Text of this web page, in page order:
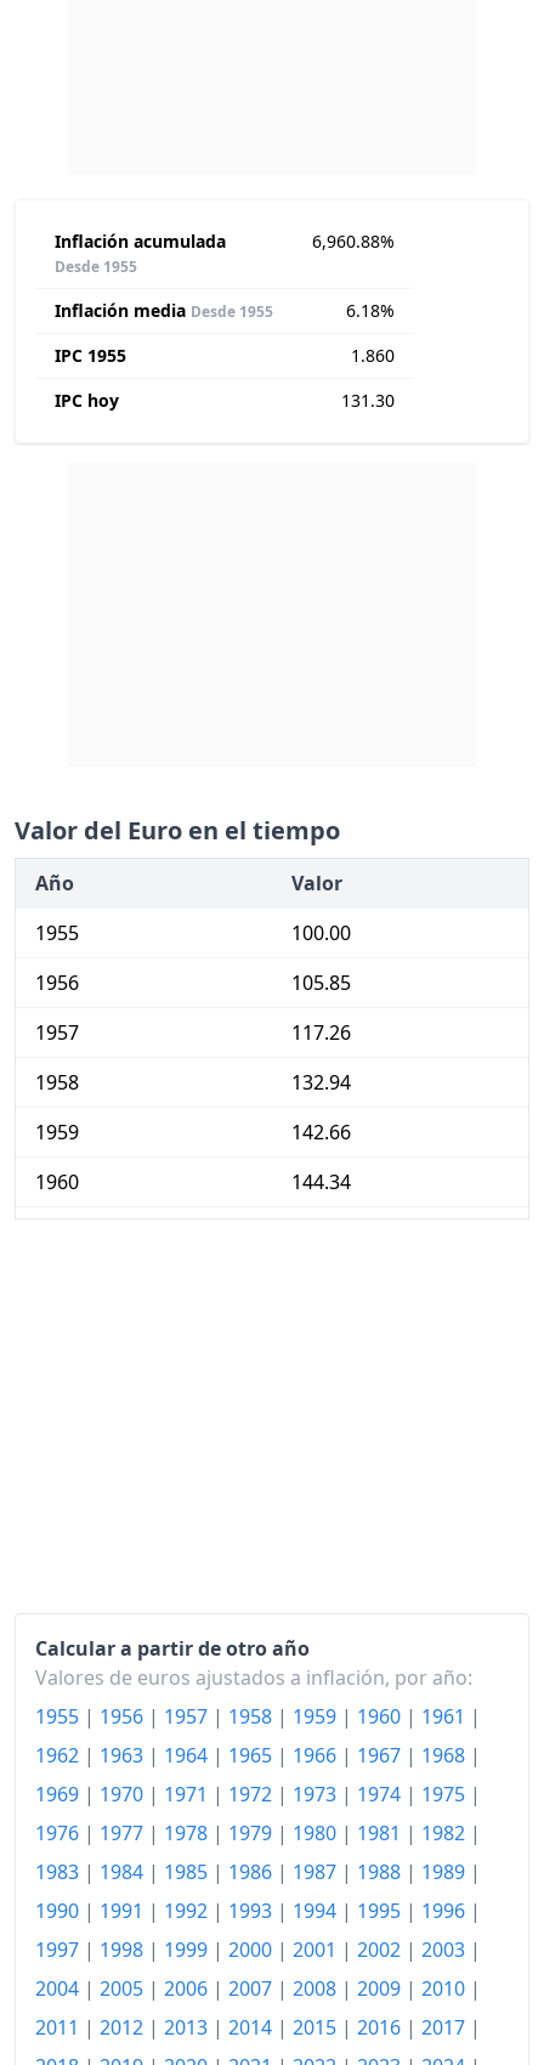
Inflación acumulada
Desde 1955
6,960.88%
Inflación media Desde 1955
6.18%
IPC 1955
1.860
IPC hoy
131.30
Valor del Euro en el tiempo
Año
Valor
1955
100.00
1956
105.85
1957
117.26
1958
132.94
1959
142.66
1960
144.34
1970
259.58
1971
280.97
1973
338.94
1974
392.09
458.56
1976
539.38
1977
671.73
Calcular a partir de otro año
Valores de euros ajustados a inflación, por año:
1955 | 1956 | 1957 | 1958 | 1959 | 1960 | 1961 |
1962 | 1963 | 1964 | 1965 | 1966 | 1967 | 1968 |
1969 | 1970 | 1971 | 1972 | 1973 | 1974 | 1975 |
1976 | 1977 | 1978 | 1979 | 1980 | 1981 | 1982 |
1983 | 1984 | 1985 | 1986 | 1987 | 1988 | 1989 |
1990 | 1991 | 1992 | 1993 | 1994 | 1995 | 1996 |
1997 | 1998 | 1999 | 2000 | 2001 | 2002 | 2003 |
2004 | 2005 | 2006 | 2007 | 2008 | 2009 | 2010 |
2011 | 2012 | 2013 | 2014 | 2015 | 2016 | 2017 |